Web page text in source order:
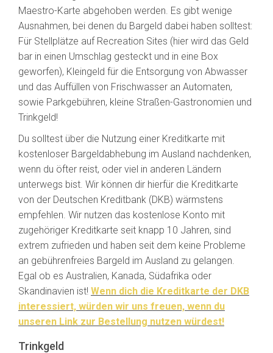
Maestro-Karte abgehoben werden. Es gibt wenige
Ausnahmen, bei denen du Bargeld dabei haben solltest:
Für Stellplätze auf Recreation Sites (hier wird das Geld
bar in einen Umschlag gesteckt und in eine Box
geworfen), Kleingeld für die Entsorgung von Abwasser
und das Auffüllen von Frischwasser an Automaten,
sowie Parkgebühren, kleine Straßen-Gastronomien und
Trinkgeld!
Du solltest über die Nutzung einer Kreditkarte mit
kostenloser Bargeldabhebung im Ausland nachdenken,
wenn du öfter reist, oder viel in anderen Ländern
unterwegs bist. Wir können dir hierfür die Kreditkarte
von der Deutschen Kreditbank (DKB) wärmstens
empfehlen. Wir nutzen das kostenlose Konto mit
zugehöriger Kreditkarte seit knapp 10 Jahren, sind
extrem zufrieden und haben seit dem keine Probleme
an gebührenfreies Bargeld im Ausland zu gelangen.
Egal ob es Australien, Kanada, Südafrika oder
Skandinavien ist! Wenn dich die Kreditkarte der DKB
interessiert, würden wir uns freuen, wenn du
unseren Link zur Bestellung nutzen würdest!
Trinkgeld